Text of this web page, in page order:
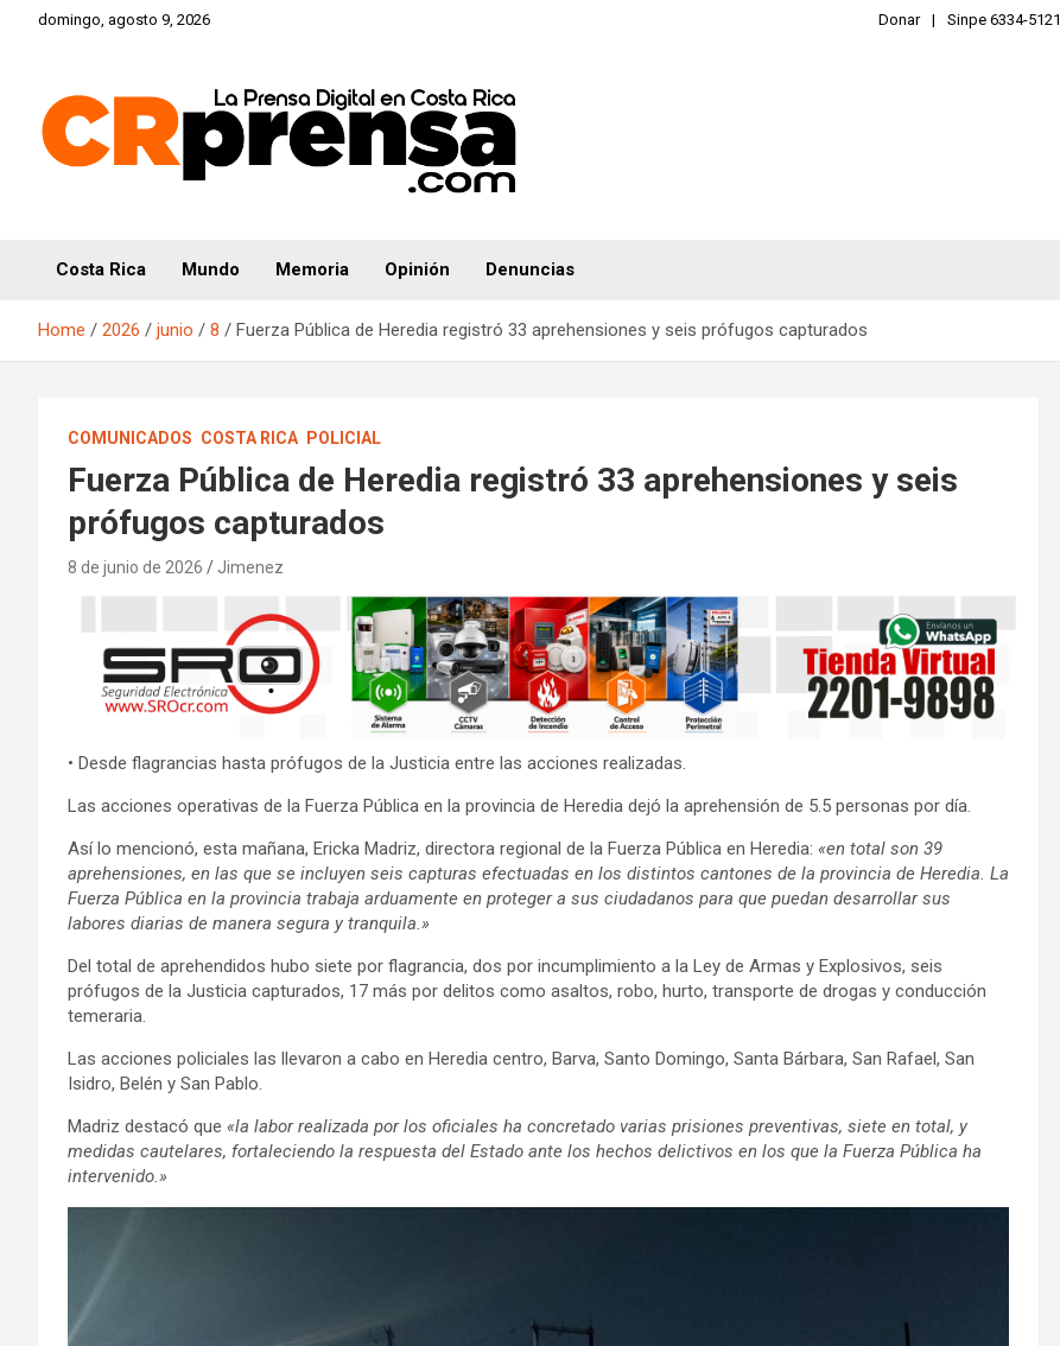
domingo, agosto 9, 2026 Donar Sinpe 6334-5121
Costa Rica Mundo Memoria Opinión Denuncias
Home 2026 junio 8 Fuerza Pública de Heredia registró 33 aprehensiones y seis prófugos capturados
COMUNICADOS COSTA RICA POLICIAL
Fuerza Pública de Heredia registró 33 aprehensiones y seis
prófugos capturados
8 de junio de 2026 Jimenez
• Desde flagrancias hasta prófugos de la Justicia entre las acciones realizadas.
Las acciones operativas de la Fuerza Pública en la provincia de Heredia dejó la aprehensión de 5.5 personas por día.
Así lo mencionó, esta mañana, Ericka Madriz, directora regional de la Fuerza Pública en Heredia: «en total son 39
aprehensiones, en las que se incluyen seis capturas efectuadas en los distintos cantones de la provincia de Heredia. La
Fuerza Pública en la provincia trabaja arduamente en proteger a sus ciudadanos para que puedan desarrollar sus
labores diarias de manera segura y tranquila.»
Del total de aprehendidos hubo siete por flagrancia, dos por incumplimiento a la Ley de Armas y Explosivos, seis
prófugos de la Justicia capturados, 17 más por delitos como asaltos, robo, hurto, transporte de drogas y conducción
temeraria.
Las acciones policiales las llevaron a cabo en Heredia centro, Barva, Santo Domingo, Santa Bárbara, San Rafael, San
Isidro, Belén y San Pablo.
Madriz destacó que «la labor realizada por los oficiales ha concretado varias prisiones preventivas, siete en total, y
medidas cautelares, fortaleciendo la respuesta del Estado ante los hechos delictivos en los que la Fuerza Pública ha
intervenido.»